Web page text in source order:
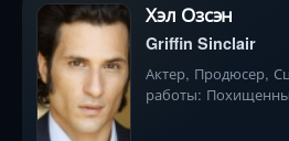
Хэл Озсэн
Griffin Sinclair
Актер, Продюсер,
работы: